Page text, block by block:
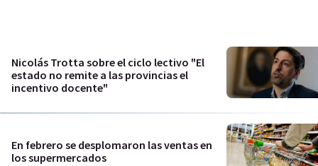
Nicolás Trotta sobre el ciclo lectivo "El
estado no remite a las provincias el
incentivo docente"
En febrero se desplomaron las ventas en
los supermercados